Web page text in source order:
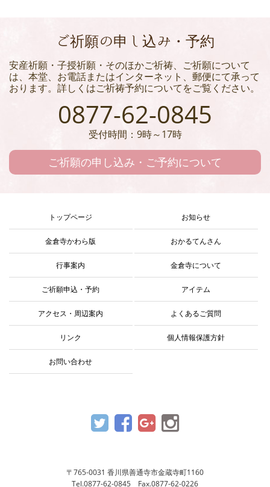
ご祈願の申し込み・予約
安産祈願・子授祈願・そのほかご祈祷、ご祈願について
は、本堂、お電話またはインターネット、郵便にて承って
おります。詳しくはご祈祷予約についてをご覧ください。
0877-62-0845
受付時間：9時～17時
ご祈願の申し込み・ご予約について
トップページ お知らせ
金倉寺かわら版 おかるてんさん
行事案内 金倉寺について
ご祈願申込・予約 アイテム
アクセス・周辺案内 よくあるご質問
リンク 個人情報保護方針
お問い合わせ
〒765-0031 香川県善通寺市金蔵寺町1160
Tel.0877-62-0845 Fax.0877-62-0226